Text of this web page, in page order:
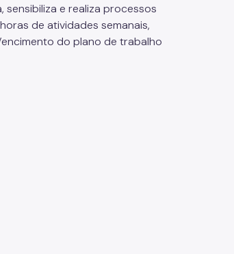
e realiza processos
de atividades semanais,
do plano de trabalho